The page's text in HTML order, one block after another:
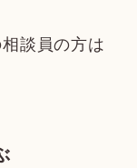
談員の方は